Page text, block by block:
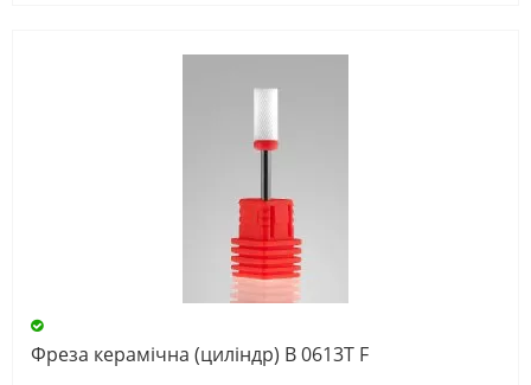
Фреза керамічна (циліндр) В 0613T F